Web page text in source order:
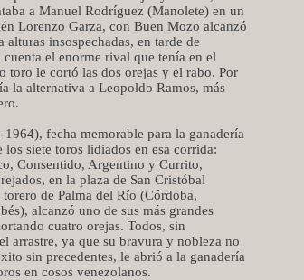
a Manuel Rodríguez (Manolete) en un
Lorenzo Garza, con Buen Mozo alcanzó
insospechadas, en tarde de
el enorme rival que tenía en el
toro le cortó las dos orejas y el rabo. Por
la alternativa a Leopoldo Ramos, más
fecha memorable para la ganadería
siete toros lidiados en esa corrida:
Consentido, Argentino y Currito,
en la plaza de San Cristóbal
de Palma del Río (Córdoba,
alcanzó uno de sus más grandes
cuatro orejas. Todos, sin
arrastre, ya que su bravura y nobleza no
sin precedentes, le abrió a la ganadería
en cosos venezolanos.